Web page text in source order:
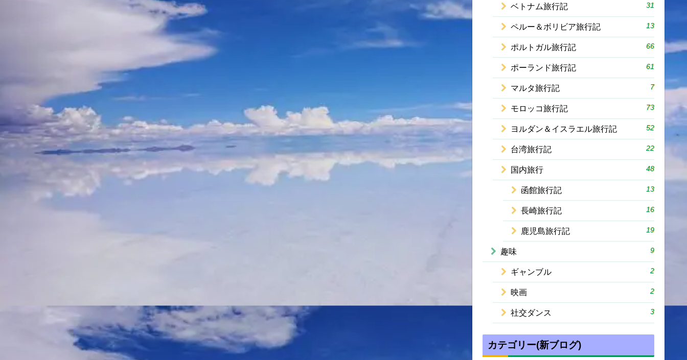
ベトナム旅行記 31
ペルー＆ボリビア旅行記 13
ポルトガル旅行記 66
ポーランド旅行記 61
マルタ旅行記 7
モロッコ旅行記 73
ヨルダン＆イスラエル旅行記 52
台湾旅行記 22
国内旅行 48
函館旅行記 13
長崎旅行記 16
鹿児島旅行記 19
趣味 9
ギャンブル 2
映画 2
社交ダンス 3
カテゴリー(新ブログ)